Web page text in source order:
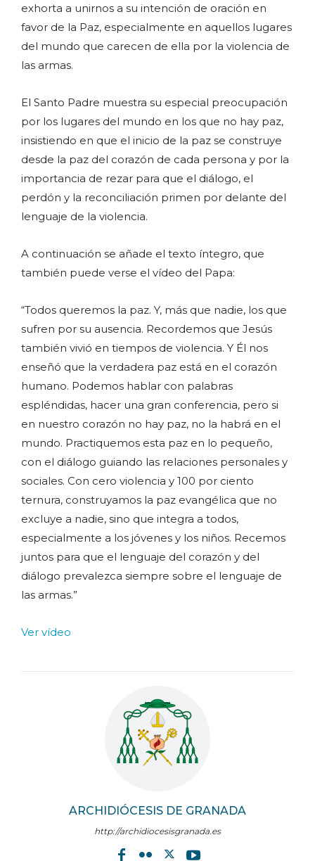
ARCHIDIÓCESIS DE GRANADA
http://archidiocesisgranada.es
exhorta a unirnos a su intención de oración en
favor de la Paz, especialmente en aquellos lugares
del mundo que carecen de ella por la violencia de
las armas.
El Santo Padre muestra su especial preocupación
por los lugares del mundo en los que no hay paz,
insistiendo en que el inicio de la paz se construye
desde la paz del corazón de cada persona y por la
importancia de rezar para que el diálogo, el
perdón y la reconciliación primen por delante del
lenguaje de la violencia.
A continuación se añade el texto íntegro, que
también puede verse el vídeo del Papa:
“Todos queremos la paz. Y, más que nadie, los que
sufren por su ausencia. Recordemos que Jesús
también vivió en tiempos de violencia. Y Él nos
enseñó que la verdadera paz está en el corazón
humano. Podemos hablar con palabras
espléndidas, hacer una gran conferencia, pero si
en nuestro corazón no hay paz, no la habrá en el
mundo. Practiquemos esta paz en lo pequeño,
con el diálogo guiando las relaciones personales y
sociales. Con cero violencia y 100 por ciento
ternura, construyamos la paz evangélica que no
excluye a nadie, sino que integra a todos,
especialmente a los jóvenes y los niños. Recemos
juntos para que el lenguaje del corazón y del
diálogo prevalezca siempre sobre el lenguaje de
las armas.”
Ver vídeo